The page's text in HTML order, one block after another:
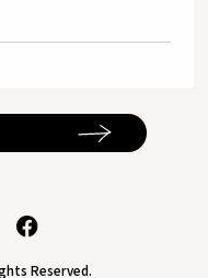
Reserved.